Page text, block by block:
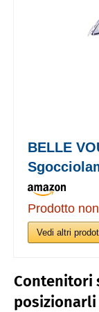
BELLE
Prodotto
Vedi altri
Contenitori